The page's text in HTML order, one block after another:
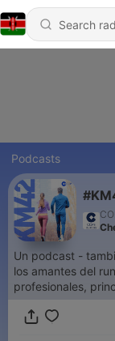
Podcasts
Un podcast -
los amantes del
profesionales,